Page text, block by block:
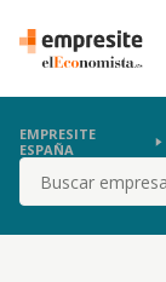
EMPRESITE
ESPAÑA
Buscar